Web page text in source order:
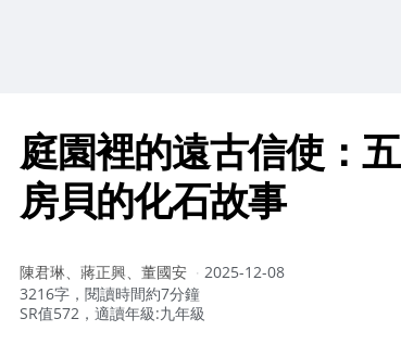
庭園裡的遠古信使：五
房貝的化石故事
作
者：
陳君琳、蔣正興、董國安
2025-12-08
3216字，閱讀時間約7分鐘
SR值572，適讀年級:九年級